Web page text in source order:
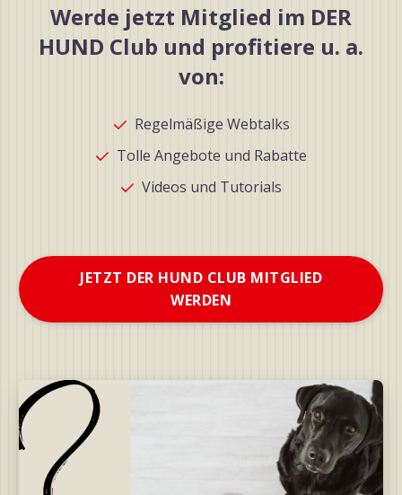
Werde jetzt Mitglied im DER
HUND Club und profitiere u. a.
von:
Regelmäßige Webtalks
Tolle Angebote und Rabatte
Videos und Tutorials
JETZT DER HUND CLUB MITGLIED
WERDEN